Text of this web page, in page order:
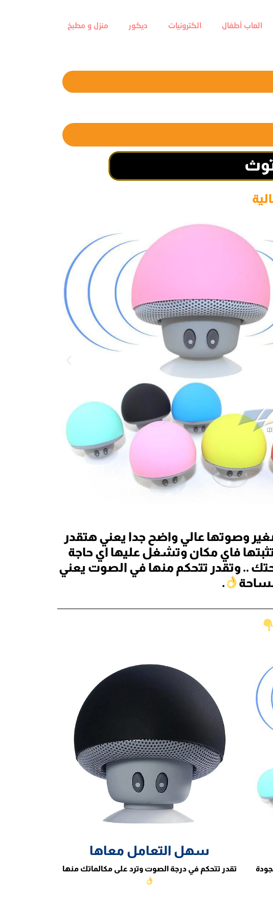
العاب أطفال الكترونيات ديكور منزل و مطبخ
وصوتها عالي واضح جدا يعني هتقدر
فاي مكان وتشغل عليها اي حاجة
.. وتقدر تتحكم منها في الصوت يعني
.
سهل التعامل معاها
تقدر تتحكم في درجة الصوت وترد على مكالماتك منها